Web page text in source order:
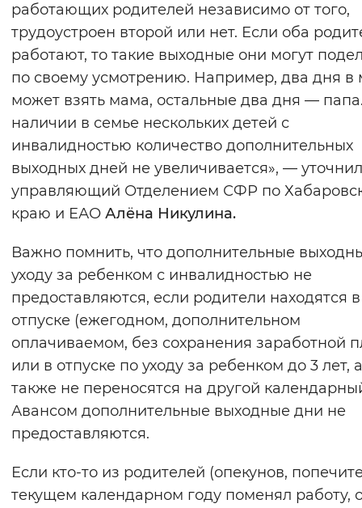
работающих родителей независимо от того,
трудоустроен второй или нет. Если оба
работают, то такие выходные они могут
по своему усмотрению. Например, два дня в
может взять мама, остальные два дня —
наличии в семье нескольких детей с
инвалидностью количество дополнительных
выходных дней не увеличивается», —
управляющий Отделением СФР по
краю и ЕАО Алёна Никулина.
Важно помнить, что дополнительные
уходу за ребенком с инвалидностью не
предоставляются, если родители находятся в
отпуске (ежегодном, дополнительном
оплачиваемом, без сохранения заработной
или в отпуске по уходу за ребенком до 3 лет, а
также не переносятся на другой
Авансом дополнительные выходные дни не
предоставляются.
Если кто-то из родителей (опекунов,
текущем календарном году поменял работу,